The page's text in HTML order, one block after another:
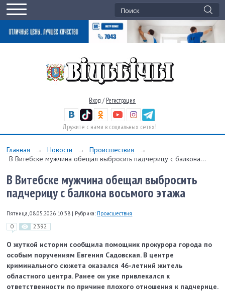
Вход / Регистрация
Дружите с нами в социальных сетях!
Главная → Новости → Происшествия
→
В Витебске мужчина обещал выбросить падчерицу с балкона...
В Витебске мужчина обещал выбросить
падчерицу с балкона восьмого этажа
Пятница, 08.05.2026 10:38 | Рубрика: Происшествия
0 2392
О жуткой истории сообщила помощник прокурора города по
особым поручениям Евгения Садовская. В центре
криминального сюжета оказался 46-летний житель
областного центра. Ранее он уже привлекался к
ответственности по причине плохого отношения к падчерице.